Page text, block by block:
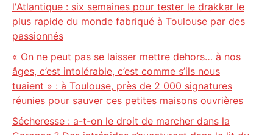
l'Atlantique : six semaines pour tester le drakkar le
plus rapide du monde fabriqué à Toulouse par des
passionnés
« On ne peut pas se laisser mettre dehors… à nos
âges, c’est intolérable, c’est comme s’ils nous
tuaient » : à Toulouse, près de 2 000 signatures
réunies pour sauver ces petites maisons ouvrières
Sécheresse : a-t-on le droit de marcher dans la